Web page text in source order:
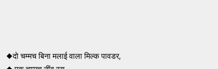
◆दो चम्मच बिना मलाई वाला मिल्क पावडर,